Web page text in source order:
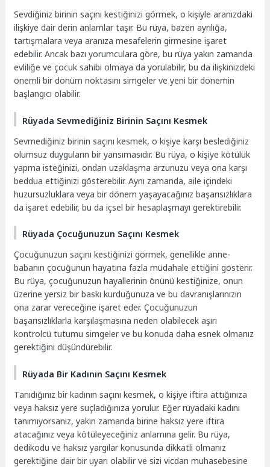
Sevdiğiniz birinin saçını kestiğinizi görmek, o kişiyle aranızdaki
ilişkiye dair derin anlamlar taşır. Bu rüya, bazen ayrılığa,
tartışmalara veya aranıza mesafelerin girmesine işaret
edebilir. Ancak bazı yorumculara göre, bu rüya yakın zamanda
evliliğe ve çocuk sahibi olmaya da yorulabilir, bu da ilişkinizdeki
önemli bir dönüm noktasını simgeler ve yeni bir dönemin
başlangıcı olabilir.
Rüyada Sevmediğiniz Birinin Saçını Kesmek
Sevmediğiniz birinin saçını kesmek, o kişiye karşı beslediğiniz
olumsuz duyguların bir yansımasıdır. Bu rüya, o kişiye kötülük
yapma isteğinizi, ondan uzaklaşma arzunuzu veya ona karşı
beddua ettiğinizi gösterebilir. Aynı zamanda, aile içindeki
huzursuzluklara veya bir dönem yaşayacağınız başarısızlıklara
da işaret edebilir, bu da içsel bir hesaplaşmayı gerektirebilir.
Rüyada Çocuğunuzun Saçını Kesmek
Çocuğunuzun saçını kestiğinizi görmek, genellikle anne-
babanın çocuğunun hayatına fazla müdahale ettiğini gösterir.
Bu rüya, çocuğunuzun hayallerinin önünü kestiğinize, onun
üzerine yersiz bir baskı kurduğunuza ve bu davranışlarınızın
ona zarar vereceğine işaret eder. Çocuğunuzun
başarısızlıklarla karşılaşmasına neden olabilecek aşırı
kontrolcü tutumu simgeler ve bu konuda daha esnek olmanız
gerektiğini düşündürebilir.
Rüyada Bir Kadının Saçını Kesmek
Tanıdığınız bir kadının saçını kesmek, o kişiye iftira attığınıza
veya haksız yere suçladığınıza yorulur. Eğer rüyadaki kadını
tanımıyorsanız, yakın zamanda birine haksız yere iftira
atacağınız veya kötüleyeceğiniz anlamına gelir. Bu rüya,
dedikodu ve haksız yargılar konusunda dikkatli olmanız
gerektiğine dair bir uyarı olabilir ve sizi vicdan muhasebesine